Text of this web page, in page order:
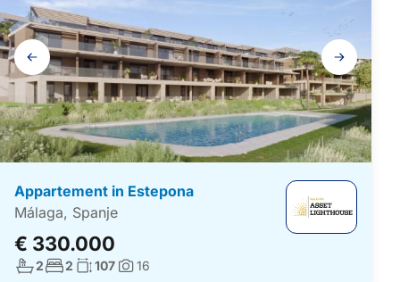
Galerij
navigatie
Appartement in Estepona
Málaga, Spanje
€ 330.000
Aantal badkamers:
2Aantal slaapkamers:
2 Woonoppervlakte:
107 Foto's:
16